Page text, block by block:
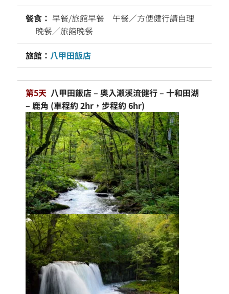
餐食： 早餐/旅館早餐 午餐／方便健行請自理
晚餐／旅館晚餐
旅館： 八甲田飯店
第5天 八甲田飯店 – 奧入瀨溪流健行 – 十和田湖
– 鹿角 (車程約 2hr，步程約 6hr)